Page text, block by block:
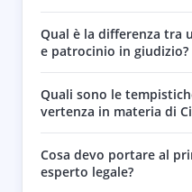
Qual è la differenza tra
e patrocinio in giudizio?
Quali sono le
vertenza in materia di
Cosa devo portare al
esperto legale?